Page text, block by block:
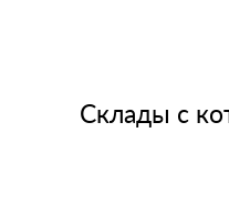
Склады с